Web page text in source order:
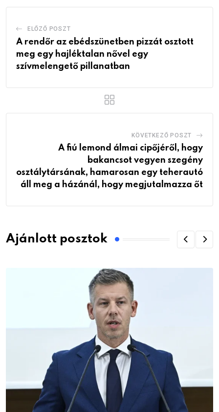
ELŐZŐ POSZT
A rendőr az ebédszünetben pizzát osztott
meg egy hajléktalan nővel egy
szívmelengető pillanatban
KÖVETKEZŐ POSZT
A fiú lemond álmai cipőjéről, hogy
bakancsot vegyen szegény
osztálytársának, hamarosan egy teherautó
áll meg a házánál, hogy megjutalmazza őt
Ajánlott posztok